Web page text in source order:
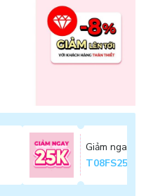
Giảm ngay
T08FS25K